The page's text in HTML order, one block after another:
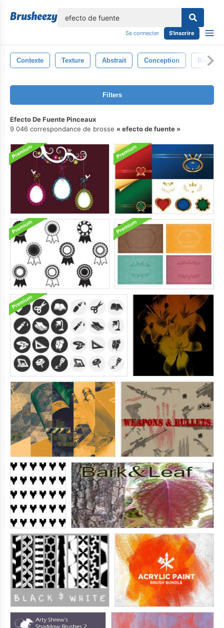
Se connecter S'inscrire
Contexte Texture Abstrait Conception Blanc
Filters
Efecto De Fuente Pinceaux
9 046 correspondance de brosse
efecto de fuente